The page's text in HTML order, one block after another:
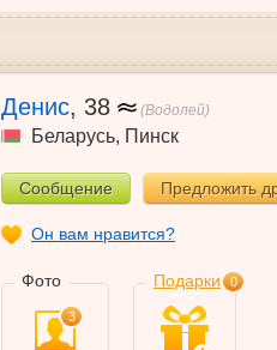
Денис, 38 (Водолей)
Беларусь, Пинск
Сообщение Предложить
Он вам нравится?
Фото
3
Подарки 0